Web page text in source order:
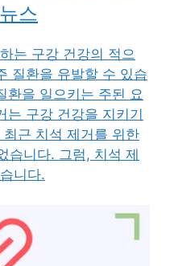
스
는 구강 건강의 적으
질환을 유발할 수 있습
환을 일으키는 주된 요
는 구강 건강을 지키기
근 치석 제거를 위한
습니다. 그럼, 치석 제
니다.